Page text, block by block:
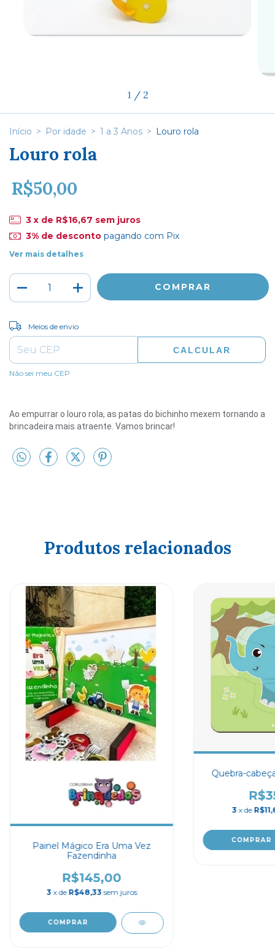
1 / 2
Início > Por idade > 1 a 3 Anos > Louro rola
Louro rola
R$50,00
3 x de R$16,67 sem juros
3% de descontopagando com Pix
Ver mais detalhes
Entregas para o CEP:
Meios de envio
CALCULAR
Não sei meu CEP
Ao empurrar o louro rola, as patas do bichinho mexem tornando a
brincadeira mais atraente. Vamos brincar!
Produtos relacionados
Painel Mágico Era Uma Vez
Fazendinha
R$145,00
3 x de R$48,33 sem juros
Quebra-
3 x de